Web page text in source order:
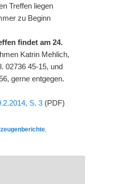
Treffen liegen
zu Beginn
findet am 24.
Katrin Mehlich,
02736 45-15, und
gerne entgegen.
S. 3 (PDF)
,